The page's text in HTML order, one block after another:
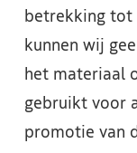
betrekking tot
kunnen wij
het materiaal
gebruikt voor
promotie van